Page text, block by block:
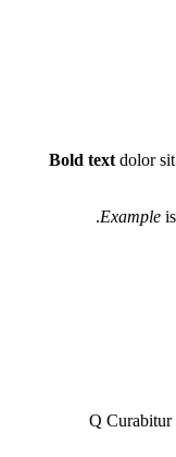
Bold text dolor
Example
Q Curabitur